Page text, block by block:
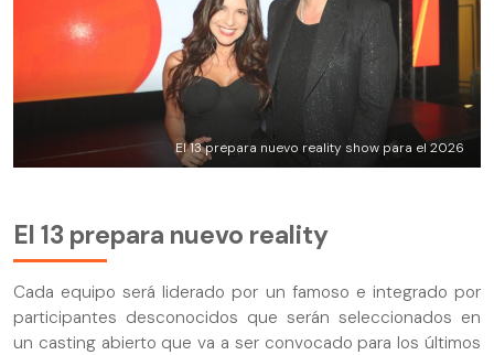
El 13 prepara nuevo reality show para el 2026
El 13 prepara nuevo reality
Cada equipo será liderado por un famoso e integrado por
participantes desconocidos que serán seleccionados en
un casting abierto que va a ser convocado para los últimos